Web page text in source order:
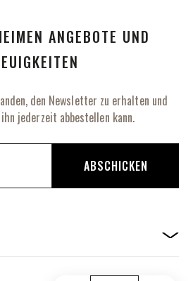
ANGEBOTE UND
den Newsletter zu erhalten und
jederzeit abbestellen kann.
ABSCHICKEN